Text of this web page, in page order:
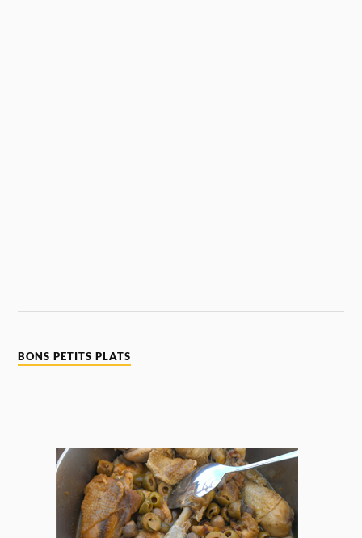
BONS PETITS PLATS